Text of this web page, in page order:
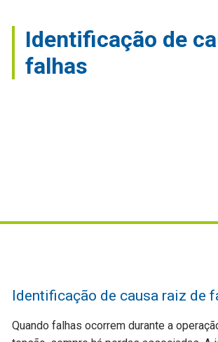
Identificação de
falhas
Identificação de causa raiz de
Quando falhas ocorrem durante a